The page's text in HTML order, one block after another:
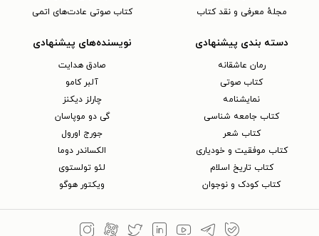
مجلهٔ معرفی و نقد کتاب
کتاب صوتی عادت‌های اتمی
دسته بندی پیشنهادی
رمان عاشقانه
کتاب‌ صوتی
نمایشنامه
کتاب جامعه شناسی
کتاب شعر
کتاب موفقیت و خودیاری
کتاب تاریخ اسلام
کتاب کودک و نوجوان
نویسنده‌های پیشنهادی
صادق هدایت
آلبر کامو
چارلز دیکنز
گی دو موپاسان
جورج اورول
الکساندر دوما
لئو تولستوی
ویکتور هوگو